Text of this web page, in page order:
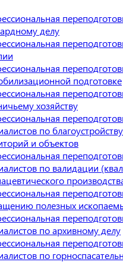
делу
подготовке
хозяйству
по
и объектов
по валидации
полезных
по архивному делу
по